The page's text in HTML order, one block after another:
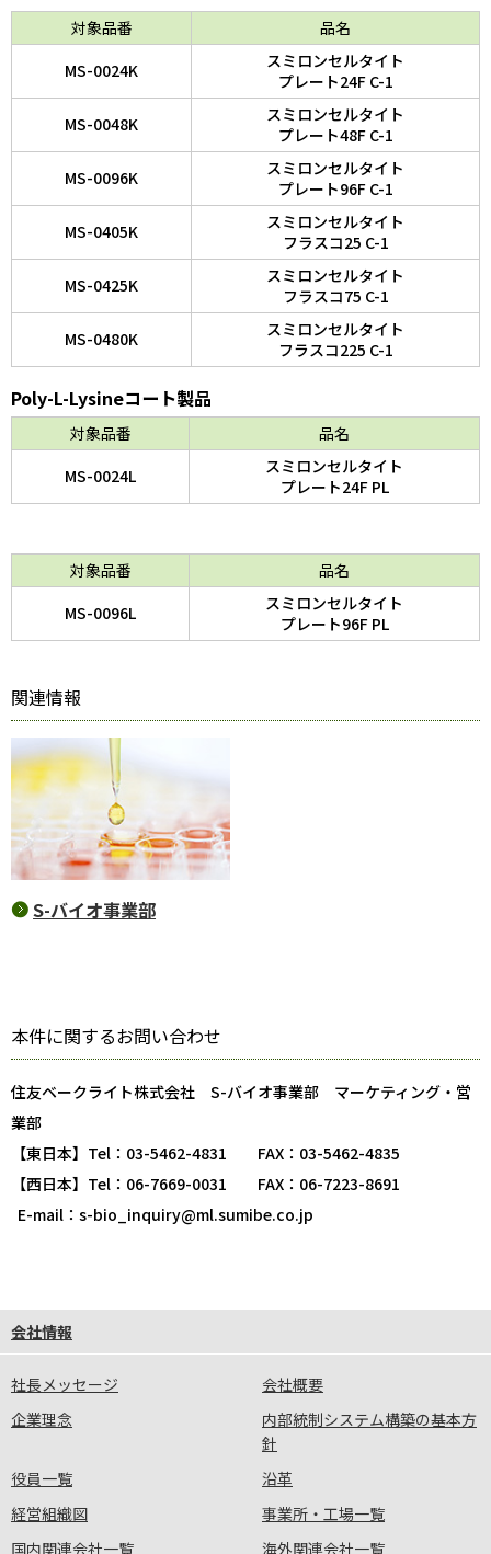
対象品番
品名
MS-0024K
スミロンセルタイト
プレート24F C-1
MS-0048K
スミロンセルタイト
プレート48F C-1
MS-0096K
スミロンセルタイト
プレート96F C-1
MS-0405K
スミロンセルタイト
フラスコ25 C-1
MS-0425K
スミロンセルタイト
フラスコ75 C-1
MS-0480K
スミロンセルタイト
フラスコ225 C-1
Poly-L-Lysineコート製品
対象品番
品名
MS-0024L
スミロンセルタイト
プレート24F PL
対象品番
品名
MS-0096L
スミロンセルタイト
プレート96F PL
関連情報
S-バイオ事業部
本件に関するお問い合わせ
住友ベークライト株式会社 S-バイオ事業部 マーケティング・営
業部
【東日本】Tel：03-5462-4831 FAX：03-5462-4835
【西日本】Tel：06-7669-0031 FAX：06-7223-8691
E-mail：s-bio_inquiry@ml.sumibe.co.jp
会社情報
社長メッセージ
会社概要
企業理念
内部統制システム構築の基本方
針
役員一覧
沿革
経営組織図
事業所・工場一覧
国内関連会社一覧
海外関連会社一覧